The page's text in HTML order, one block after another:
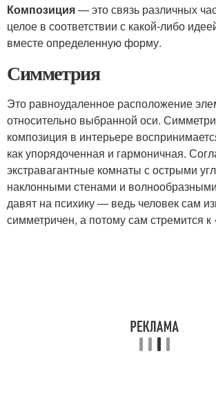
Композиция— это связь различных
целое в соответствии с какой-либо
вместе определенную форму.
Симметрия
Это равноудаленное расположение
относительно выбранной оси.
композиция в интерьере
как упорядоченная и гармоничная.
экстравагантные комнаты с острыми
наклонными стенами и
давят на психику — ведь человек сам
симметричен, а потому сам стремится к